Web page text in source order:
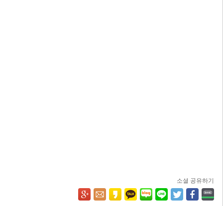
소셜 공유하기